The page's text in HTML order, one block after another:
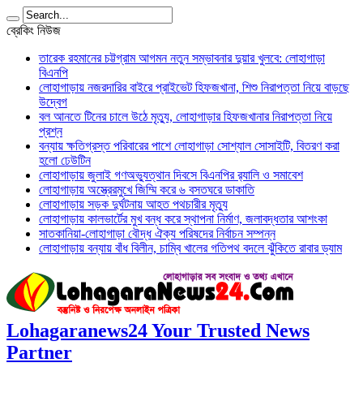
ব্রেকিং নিউজ
তারেক রহমানের চট্টগ্রাম আগমন নতুন সম্ভাবনার দুয়ার খুলবে: লোহাগাড়া
বিএনপি
লোহাগাড়ায় নজরদারির বাইরে প্রাইভেট হিফজখানা, শিশু নিরাপত্তা নিয়ে বাড়ছে
উদ্বেগ
বল আনতে টিনের চালে উঠে মৃত্যু, লোহাগাড়ার হিফজখানার নিরাপত্তা নিয়ে
প্রশ্ন
বন্যায় ক্ষতিগ্রস্ত পরিবারের পাশে লোহাগাড়া সোশ্যাল সোসাইটি, বিতরণ করা
হলো ঢেউটিন
লোহাগাড়ায় জুলাই গণঅভ্যুত্থান দিবসে বিএনপির র‌্যালি ও সমাবেশ
লোহাগাড়ায় অস্ত্রেরমুখে জিম্মি করে ৬ বসতঘরে ডাকাতি
লোহাগাড়ায় সড়ক দুর্ঘটনায় আহত পথচারীর মৃত্যু
লোহাগাড়ায় কালভার্টের মুখ বন্ধ করে স্থাপনা নির্মাণ, জলাবদ্ধতার আশংকা
সাতকানিয়া-লোহাগাড়া বৌদ্ধ ঐক্য পরিষদের নির্বাচন সম্পন্ন
লোহাগাড়ায় বন্যায় বাঁধ বিলীন, চাম্বি খালের গতিপথ বদলে ঝুঁকিতে রাবার ড্যাম
Lohagaranews24 Your Trusted News
Partner